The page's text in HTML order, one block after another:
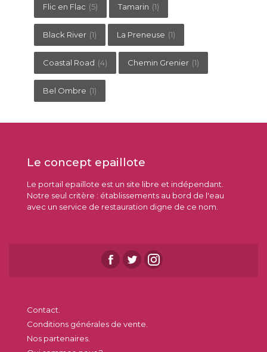
Flic en Flac (5) Tamarin (1)
Black River (1) La Preneuse (1)
Coastal Road (4) Chemin Grenier (1)
Bel Ombre (1)
Le concept epaillote
Le portail epaillote est un site libre et indépendant.
Notre seul critère : établissements au bord de l'eau
avec un service de restauration digne de ce nom.
Contact.
Conditions générales de vente.
Nos partenaires.